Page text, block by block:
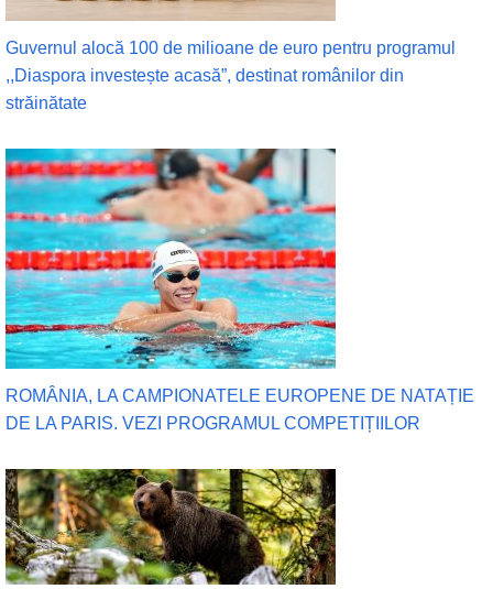
Guvernul alocă 100 de milioane de euro pentru programul
,,Diaspora investește acasă”, destinat românilor din
străinătate
ROMÂNIA, LA CAMPIONATELE EUROPENE DE NATAȚIE
DE LA PARIS. VEZI PROGRAMUL COMPETIȚIILOR